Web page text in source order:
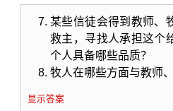
某些信徒会得到教师、
救主，寻找人承担这个
个人具备哪些品质？
牧人在哪些方面与教师
显示答案